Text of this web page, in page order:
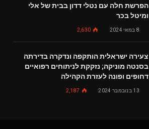
הפרשת חלה עם נטלי דדון בבית של אלי
ומיטל בכר
8 במאי 2024 2,630
צעירה ישראלית הותקפה ונדקרה בדירתה
בסנטה מוניקה; נזקקת לניתוחים רפואיים
דחופים ופונה לעזרת הקהילה
13 בנובמבר 2024 2,187